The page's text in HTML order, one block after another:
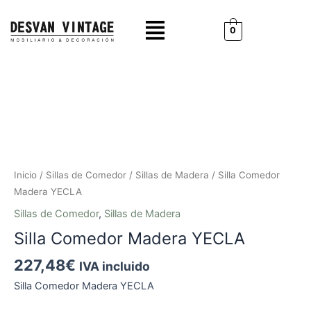
contenido
Menú
0
Inicio / Sillas de Comedor / Sillas de Madera / Silla Comedor
Madera YECLA
Sillas de Comedor, Sillas de Madera
Silla Comedor Madera YECLA
227,48€ IVA incluido
Silla Comedor Madera YECLA